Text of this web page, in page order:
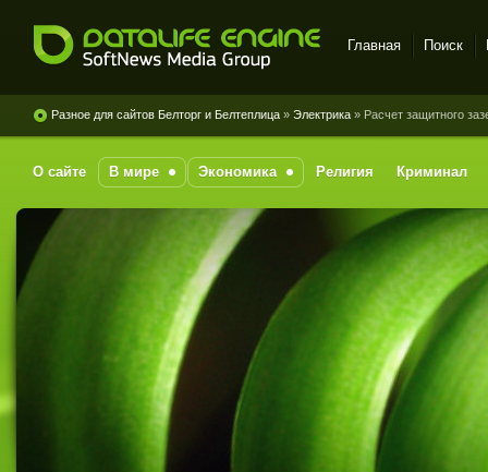
Media Group
Главная Поиск
Разное для сайтов Белторг и Белтеплица » Электрика » Расчет защитного
О сайте В мире Экономика Религия Криминал